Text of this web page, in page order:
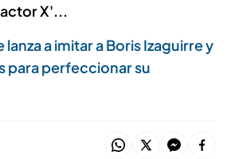
X'...
lanza a imitar a Boris Izaguirre y
para perfeccionar su